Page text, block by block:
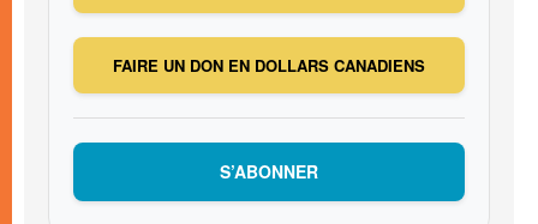
FAIRE UN DON EN DOLLARS CANADIENS
S’ABONNER